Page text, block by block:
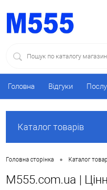
Головна Відгуки
Каталог товарів
Головна сторінка • Каталог
M555.com.ua |